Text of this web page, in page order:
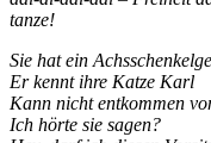
tanze!
Sie hat ein
Er kennt ihre Katze Karl
Kann nicht entkommen
Ich hörte sie sagen?